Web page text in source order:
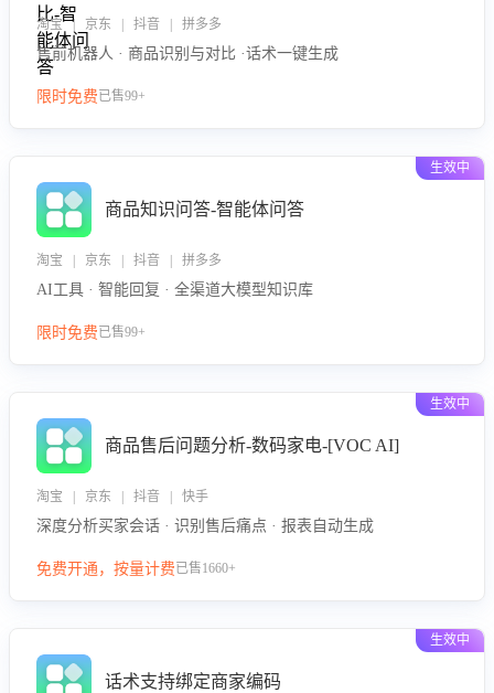
淘宝 | 京东 | 抖音 | 拼多多
售前机器人 · 商品识别与对比 ·话术一键生成
限时免费已售99+
生效中
商品知识问答-智能体问答
淘宝 | 京东 | 抖音 | 拼多多
AI工具 · 智能回复 · 全渠道大模型知识库
限时免费已售99+
生效中
商品售后问题分析-数码家电-[VOC AI]
淘宝 | 京东 | 抖音 | 快手
深度分析买家会话 · 识别售后痛点 · 报表自动生成
免费开通，按量计费已售1660+
生效中
话术支持绑定商家编码